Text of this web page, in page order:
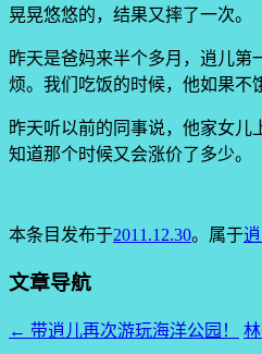
晃晃悠悠的，结果又摔了一次。
昨天是爸妈来半个多月，逍儿
烦。我们吃饭的时候，他如果不
昨天听以前的同事说，他家女
知道那个时候又会涨价了多少。
本条目发布于2011.12.30。属于
文章导航
← 带逍儿再次游玩海洋公园！